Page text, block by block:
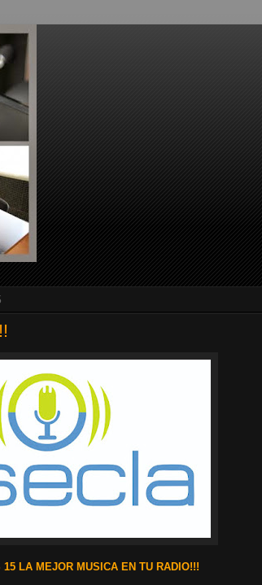
15 LA MEJOR MUSICA EN TU RADIO!!!